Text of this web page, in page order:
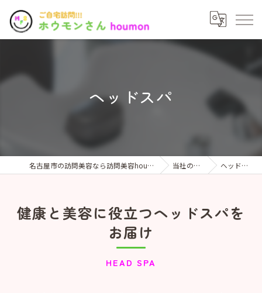
ヘッドスパ
名古屋市の訪問美容なら訪問美容houmonさん 当社の特徴 ヘッドスパ
健康と美容に役立つヘッドスパを
お届け
HEAD SPA